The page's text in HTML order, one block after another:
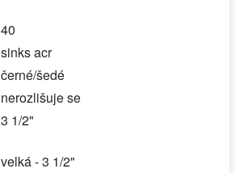
40
sinks acr
černé/šedé
nerozlišuje se
3 1/2"
velká - 3 1/2"